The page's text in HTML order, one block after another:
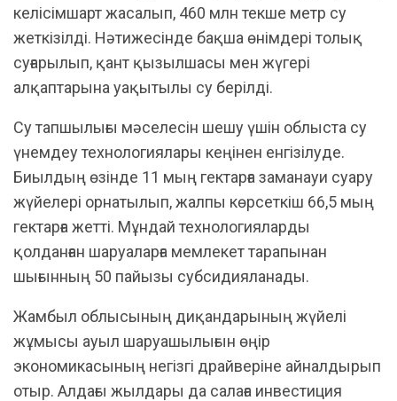
келісімшарт жасалып, 460 млн текше метр су
жеткізілді. Нәтижесінде бақша өнімдері толық
суғарылып, қант қызылшасы мен жүгері
алқаптарына уақытылы су берілді.
Су тапшылығы мәселесін шешу үшін облыста су
үнемдеу технологиялары кеңінен енгізілуде.
Биылдың өзінде 11 мың гектарға заманауи суару
жүйелері орнатылып, жалпы көрсеткіш 66,5 мың
гектарға жетті. Мұндай технологияларды
қолданған шаруаларға мемлекет тарапынан
шығынның 50 пайызы субсидияланады.
Жамбыл облысының диқандарының жүйелі
жұмысы ауыл шаруашылығын өңір
экономикасының негізгі драйверіне айналдырып
отыр. Алдағы жылдары да салаға инвестиция